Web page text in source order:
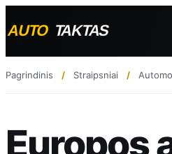
Pagrindinis Straipsniai
Europos